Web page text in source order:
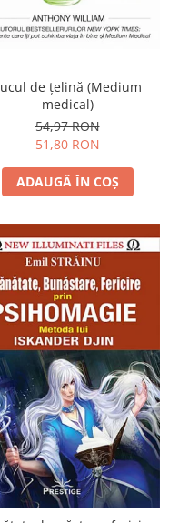
de ţelină (Medium
medical)
54,97 RON
51,80 RON
ADAUGĂ ÎN COȘ